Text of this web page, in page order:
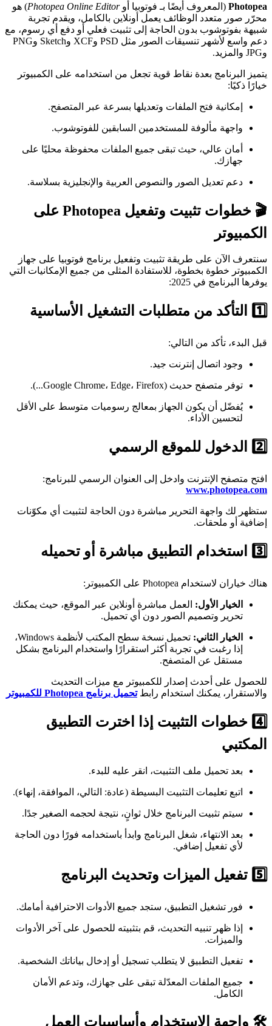
Photopea (المعروف أيضًا بـ فوتوبيا أوPhotopea Online Editor) هو
محرّر صور متعدد الوظائف يعمل أونلاين بالكامل، ويقدم تجربة
شبيهة بفوتوشوب بدون الحاجة إلى تثبيت فعلي أو دفع أي رسوم، مع
دعم واسع لأشهر تنسيقات الصور مثل PSD وXCF وSketch وPNG
وJPG والمزيد.
يتميز البرنامج بعدة نقاط قوية تجعل من استخدامه على الكمبيوتر
خيارًا ذكيًا:
إمكانية فتح الملفات وتعديلها بسرعة عبر المتصفح.
واجهة مألوفة للمستخدمين السابقين للفوتوشوب.
أمان عالي، حيث تبقى جميع الملفات محفوظة محليًا على
جهازك.
دعم تعديل الصور والنصوص العربية والإنجليزية بسلاسة.
🎬 خطوات تثبيت وتفعيل Photopea على
الكمبيوتر
سنتعرف الآن على طريقة تثبيت وتفعيل برنامج فوتوبيا على جهاز
الكمبيوتر خطوة بخطوة، للاستفادة المثلى من جميع الإمكانيات التي
يوفرها البرنامج في 2025:
1️⃣ التأكد من متطلبات التشغيل الأساسية
قبل البدء، تأكد من التالي:
وجود اتصال إنترنت جيد.
توفر متصفح حديث (Google Chrome، Edge، Firefox...).
يُفضّل أن يكون الجهاز بمعالج رسوميات متوسط على الأقل
لتحسين الأداء.
2️⃣ الدخول للموقع الرسمي
افتح متصفح الإنترنت وادخل إلى العنوان الرسمي للبرنامج:
www.photopea.com
ستظهر لك واجهة التحرير مباشرة دون الحاجة لتثبيت أي مكوّنات
إضافية أو ملحقات.
3️⃣ استخدام التطبيق مباشرة أو تحميله
هناك خياران لاستخدام Photopea على الكمبيوتر:
الخيار الأول: العمل مباشرة أونلاين عبر الموقع، حيث يمكنك
تحرير وتصميم الصور دون أي تحميل.
الخيار الثاني:
تحميل نسخة سطح المكتب لأنظمة Windows،
إذا رغبت في تجربة أكثر استقرارًا واستخدام البرنامج بشكل
مستقل عن المتصفح.
للحصول على أحدث إصدار للكمبيوتر مع ميزات التحديث
والاستقرار، يمكنك استخدام رابطتحميل برنامج Photopea للكمبيوتر
4️⃣ خطوات التثبيت إذا اخترت التطبيق
المكتبي
بعد تحميل ملف التثبيت، انقر عليه للبدء.
اتبع تعليمات التثبيت البسيطة (عادة: التالي، الموافقة، إنهاء).
سيتم تثبيت البرنامج خلال ثوانٍ، نتيجة لحجمه الصغير جدًا.
بعد الانتهاء، شغل البرنامج وابدأ باستخدامه فورًا دون الحاجة
لأي تفعيل إضافي.
5️⃣ تفعيل الميزات وتحديث البرنامج
فور تشغيل التطبيق، ستجد جميع الأدوات الاحترافية أمامك.
إذا ظهر تنبيه التحديث، قم بتثبيته للحصول على آخر الأدوات
والميزات.
تفعيل التطبيق لا يتطلب تسجيل أو إدخال بياناتك الشخصية.
جميع الملفات المعدّلة تبقى على جهازك، وتدعم الأمان
الكامل.
🛠️ واجهة الاستخدام وأساسيات العمل